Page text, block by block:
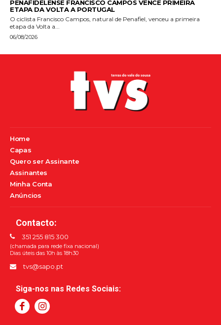
PENAFIDELENSE FRANCISCO CAMPOS VENCE PRIMEIRA
ETAPA DA VOLTA A PORTUGAL
O ciclista Francisco Campos, natural de Penafiel, venceu a primeira
etapa da Volta a...
06/08/2026
Home
Capas
Quero ser Assinante
Assinantes
Minha Conta
Anúncios
Contacto:
351 255 815 300
(chamada para rede fixa nacional)
Dias úteis das 10h às 18h30
tvs@sapo.pt
Siga-nos nas Redes Sociais: